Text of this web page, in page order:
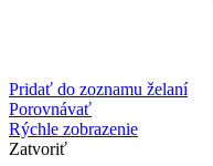
Pridať do zoznamu želaní
Porovnávať
Rýchle zobrazenie
Zatvoriť